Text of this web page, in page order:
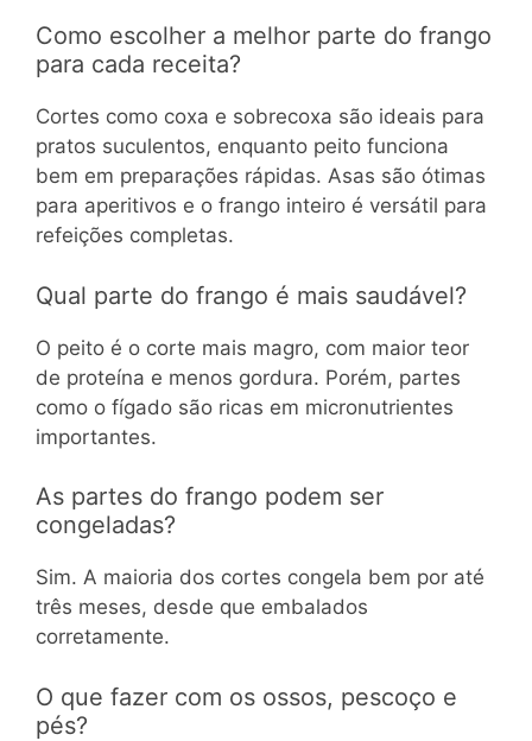
Como escolher a melhor parte do frango
para cada receita?
Cortes como coxa e sobrecoxa são ideais para
pratos suculentos, enquanto peito funciona
bem em preparações rápidas. Asas são ótimas
para aperitivos e o frango inteiro é versátil para
refeições completas.
Qual parte do frango é mais saudável?
O peito é o corte mais magro, com maior teor
de proteína e menos gordura. Porém, partes
como o fígado são ricas em micronutrientes
importantes.
As partes do frango podem ser
congeladas?
Sim. A maioria dos cortes congela bem por até
três meses, desde que embalados
corretamente.
O que fazer com os ossos, pescoço e
pés?